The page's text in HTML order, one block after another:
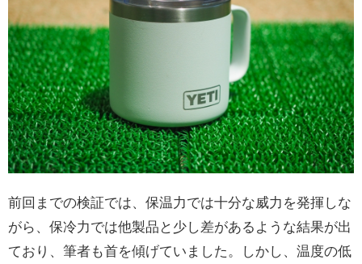
前回までの検証では、保温力では十分な威力を発揮しな
がら、保冷力では他製品と少し差があるような結果が出
ており、筆者も首を傾げていました。しかし、温度の低